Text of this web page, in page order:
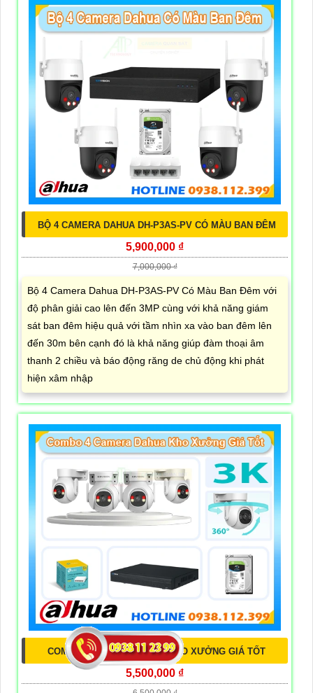
BỘ 4 CAMERA DAHUA DH-P3AS-PV CÓ MÀU BAN ĐÊM
5,900,000 ₫
7,000,000 ₫
Bộ 4 Camera Dahua DH-P3AS-PV Có Màu Ban Đêm với
độ phân giải cao lên đến 3MP cùng với khả năng giám
sát ban đêm hiệu quả với tầm nhìn xa vào ban đêm lên
đến 30m bên cạnh đó là khả năng giúp đàm thoại âm
thanh 2 chiều và báo động răng de chủ động khi phát
hiện xâm nhập
COMBO 4 CAMERA DAHUA KHO XƯỞNG GIÁ TỐT
5,500,000 ₫